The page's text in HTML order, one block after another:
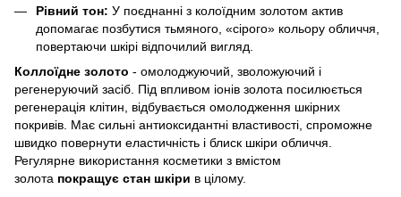
Рівний тон: У поєднанні з колоїдним золотом актив
допомагає позбутися тьмяного, «сірого» кольору обличчя,
повертаючи шкірі відпочилий вигляд.
Коллоїдне золото - омолоджуючий, зволожуючий і
регенеруючий засіб. Під впливом іонів золота посилюється
регенерація клітин, відбувається омолодження шкірних
покривів. Має сильні антиоксидантні властивості, спроможне
швидко повернути еластичність і блиск шкіри обличчя.
Регулярне використання косметики з вмістом
золота покращує стан шкіри в цілому.